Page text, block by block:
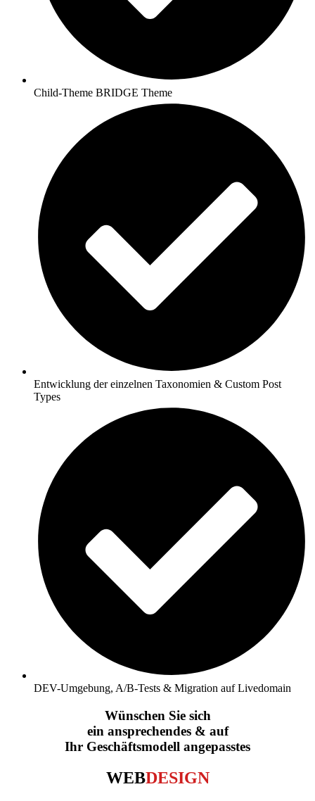
Child-Theme BRIDGE Theme
Entwicklung der einzelnen Taxonomien & Custom Post
Types
DEV-Umgebung, A/B-Tests & Migration auf Livedomain
Wünschen Sie sich
ein ansprechendes & auf
Ihr Geschäftsmodell angepasstes
WEBDESIGN